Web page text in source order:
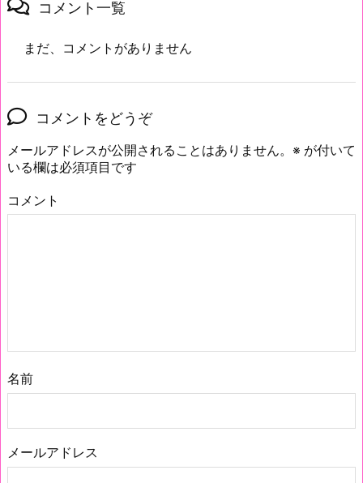
コメント一覧
まだ、コメントがありません
コメントをどうぞ
メールアドレスが公開されることはありません。 ※ が付いて
いる欄は必須項目です
コメント
名前
メールアドレス